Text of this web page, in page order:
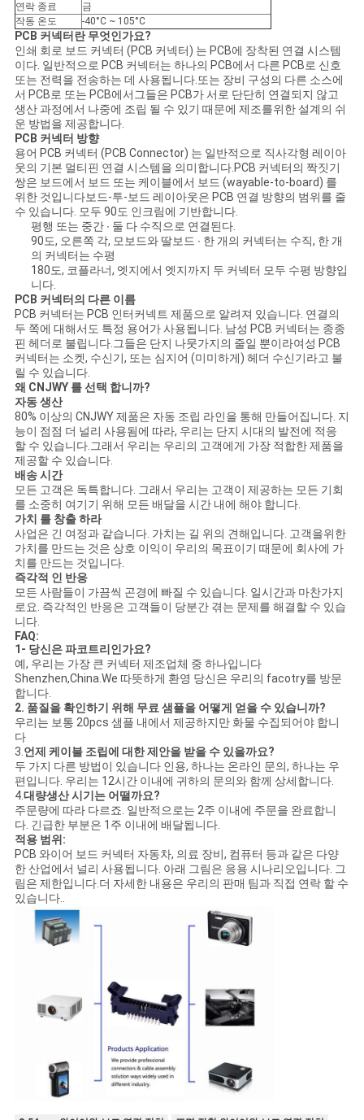
트
맵
PRIVACY
POLICY
연락 종료
금
작동 온도
-40°C ~ 105°C
PCB 커넥터란 무엇인가요?
인쇄 회로 보드 커넥터 (PCB 커넥터) 는 PCB에 장착된 연결 시스템
이다. 일반적으로 PCB 커넥터는 하나의 PCB에서 다른 PCB로 신호
또는 전력을 전송하는 데 사용됩니다.또는 장비 구성의 다른 소스에
서 PCB로 또는 PCB에서그들은 PCB가 서로 단단히 연결되지 않고
생산 과정에서 나중에 조립 될 수 있기 때문에 제조를위한 설계의 쉬
운 방법을 제공합니다.
PCB 커넥터 방향
용어 PCB 커넥터 (PCB Connector) 는 일반적으로 직사각형 레이아
웃의 기본 멀티핀 연결 시스템을 의미합니다.PCB 커넥터의 짝짓기
쌍은 보드에서 보드 또는 케이블에서 보드 (wayable-to-board) 를
위한 것입니다보드-투-보드 레이아웃은 PCB 연결 방향의 범위를 줄
수 있습니다. 모두 90도 인크림에 기반합니다.
평행 또는 중간 ∙ 둘 다 수직으로 연결된다.
90도, 오른쪽 각, 모보드와 딸보드 ∙ 한 개의 커넥터는 수직, 한 개
의 커넥터는 수평
180도, 코플라너, 엣지에서 엣지까지 두 커넥터 모두 수평 방향입
니다.
PCB 커넥터의 다른 이름
PCB 커넥터는 PCB 인터커넥트 제품으로 알려져 있습니다. 연결의
두 쪽에 대해서도 특정 용어가 사용됩니다. 남성 PCB 커넥터는 종종
핀 헤더로 불립니다.그들은 단지 나뭇가지의 줄일 뿐이라여성 PCB
커넥터는 소켓, 수신기, 또는 심지어 (미미하게) 헤더 수신기라고 불
릴 수 있습니다.
왜 CNJWY 를 선택 합니까?
자동 생산
80% 이상의 CNJWY 제품은 자동 조립 라인을 통해 만들어집니다. 지
능이 점점 더 널리 사용됨에 따라, 우리는 단지 시대의 발전에 적응
할 수 있습니다.그래서 우리는 우리의 고객에게 가장 적합한 제품을
제공할 수 있습니다.
배송 시간
모든 고객은 독특합니다. 그래서 우리는 고객이 제공하는 모든 기회
를 소중히 여기기 위해 모든 배달을 시간 내에 해야 합니다.
가치 를 창출 하라
사업은 긴 여정과 같습니다. 가치는 길 위의 견해입니다. 고객을위한
가치를 만드는 것은 상호 이익이 우리의 목표이기 때문에 회사에 가
치를 만드는 것입니다.
즉각적 인 반응
모든 사람들이 가끔씩 곤경에 빠질 수 있습니다. 일시간과 마찬가지
로요. 즉각적인 반응은 고객들이 당분간 겪는 문제를 해결할 수 있습
니다.
FAQ:
1- 당신은 파코트리인가요?
예, 우리는 가장 큰 커넥터 제조업체 중 하나입니다
Shenzhen,China.We 따뜻하게 환영 당신은 우리의 facotry를 방문
합니다.
2. 품질을 확인하기 위해 무료 샘플을 어떻게 얻을 수 있습니까?
우리는 보통 20pcs 샘플 내에서 제공하지만 화물 수집되어야 합니
다
3.언제 케이블 조립에 대한 제안을 받을 수 있을까요?
두 가지 다른 방법이 있습니다 인용, 하나는 온라인 문의, 하나는 우
편입니다. 우리는 12시간 이내에 귀하의 문의와 함께 상세합니다.
4.대량생산 시기는 어떨까요?
주문량에 따라 다르죠. 일반적으로는 2주 이내에 주문을 완료합니
다. 긴급한 부분은 1주 이내에 배달됩니다.
적용 범위:
PCB 와이어 보드 커넥터 자동차, 의료 장비, 컴퓨터 등과 같은 다양
한 산업에서 널리 사용됩니다. 아래 그림은 응용 시나리오입니다. 그
림은 제한입니다.더 자세한 내용은 우리의 판매 팀과 직접 연락 할 수
있습니다..